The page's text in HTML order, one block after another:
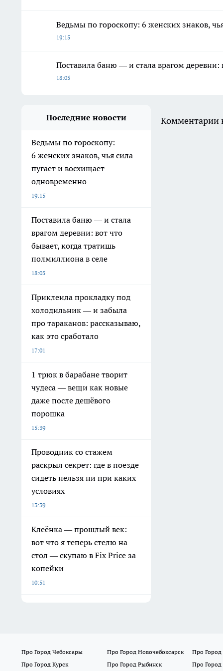
Ведьмы по гороскопу: 6 женских знаков,
19:15
Поставила баню — и стала врагом деревни:
18:05
Последние новости
Ведьмы по гороскопу:
6 женских знаков, чья сила
пугает и восхищает
одновременно
19:15
Поставила баню — и стала
врагом деревни: вот что
бывает, когда тратишь
полмиллиона в селе
18:05
Приклеила прокладку под
холодильник — и забыла
про тараканов: рассказываю,
как это сработало
17:01
1 трюк в барабане творит
чудеса — вещи как новые
даже после дешёвого
порошка
15:39
Проводник со стажем
раскрыл секрет: где в поезде
сидеть нельзя ни при каких
условиях
13:39
Клеёнка — прошлый век:
вот что я теперь стелю на
стол — скупаю в Fix Price за
копейки
10:51
Комментарии
Про Город Чебоксары Про Город Новочебоксарск
Про Город
Про Город Курск
Про Город Рыбинск Про